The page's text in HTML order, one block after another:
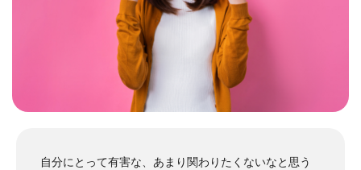
自分にとって有害な、あまり関わりたくないなと思う